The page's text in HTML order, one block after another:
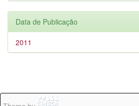
Data de Publicação
2011